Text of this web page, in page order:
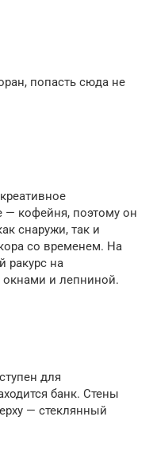
попасть сюда не
— кофейня, поэтому он
снаружи, так и
со временем. На
ракурс на
окнами и лепниной.
для
банк. Стены
— стеклянный